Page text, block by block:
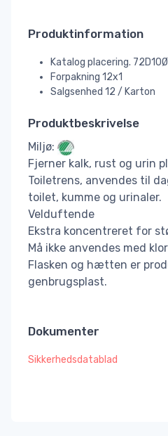
Produktinformation
Katalog placering. 72D10Ø
Forpakning 12x1
Salgsenhed 12 / Karton
Produktbeskrivelse
Miljø:
Fjerner kalk, rust og urin
Toiletrens, anvendes til
toilet, kumme og urinaler.
Velduftende
Ekstra koncentreret for
Må ikke anvendes med
Flasken og hætten er
genbrugsplast.
Dokumenter
Sikkerhedsdatablad